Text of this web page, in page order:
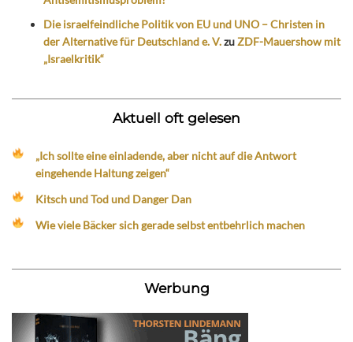
Die israelfeindliche Politik von EU und UNO – Christen in
der Alternative für Deutschland e. V.zuZDF-Mauershow mit
„Israelkritik“
Aktuell oft gelesen
„Ich sollte eine einladende, aber nicht auf die Antwort
eingehende Haltung zeigen“
Kitsch und Tod und Danger Dan
Wie viele Bäcker sich gerade selbst entbehrlich machen
Werbung